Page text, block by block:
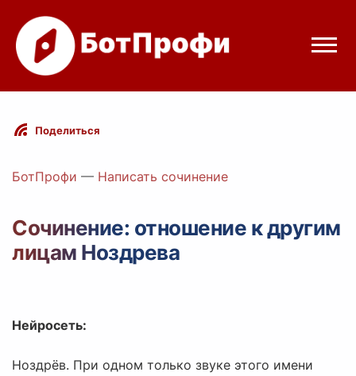
Режимы бота
Цены
Вход с Telegram
Поделиться
БотПрофи — Написать сочинение
Сочинение: отношение к другим
лицам Ноздрева
Нейросеть:
Ноздрёв. При одном только звуке этого имени